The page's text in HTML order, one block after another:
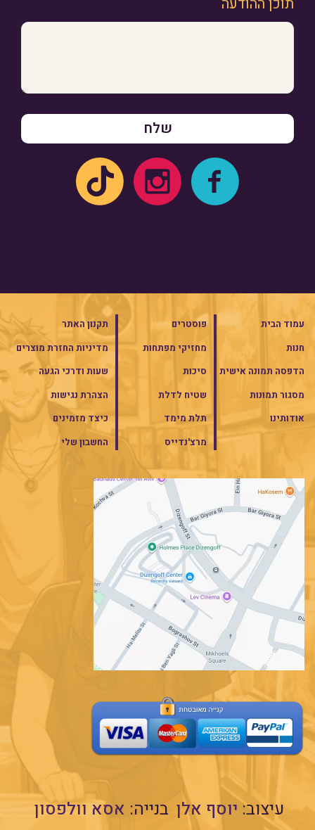
תוכן ההודעה
עמוד הבית
חנות
הדפסה תמונה אישית
מסגור תמונות
אודותינו
פוסטרים
מחזיקי מפתחות
סיכות
שטיח לדלת
תלת מימד
מרצ'נדייס
תקנון האתר
מדיניות החזרת מוצרים
שעות ודרכי הגעה
הצהרת נגישות
כיצד מזמינים
החשבון שלי
עיצוב:יוסף אלן בנייה: אסא וולפסון